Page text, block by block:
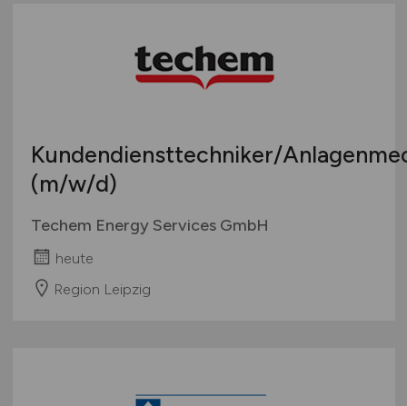
Kundendiensttechniker/
(m/w/d)
Techem Energy Services GmbH
heute
Region Leipzig